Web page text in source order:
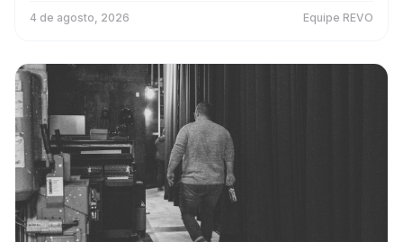
4 de agosto, 2026 Equipe REVO